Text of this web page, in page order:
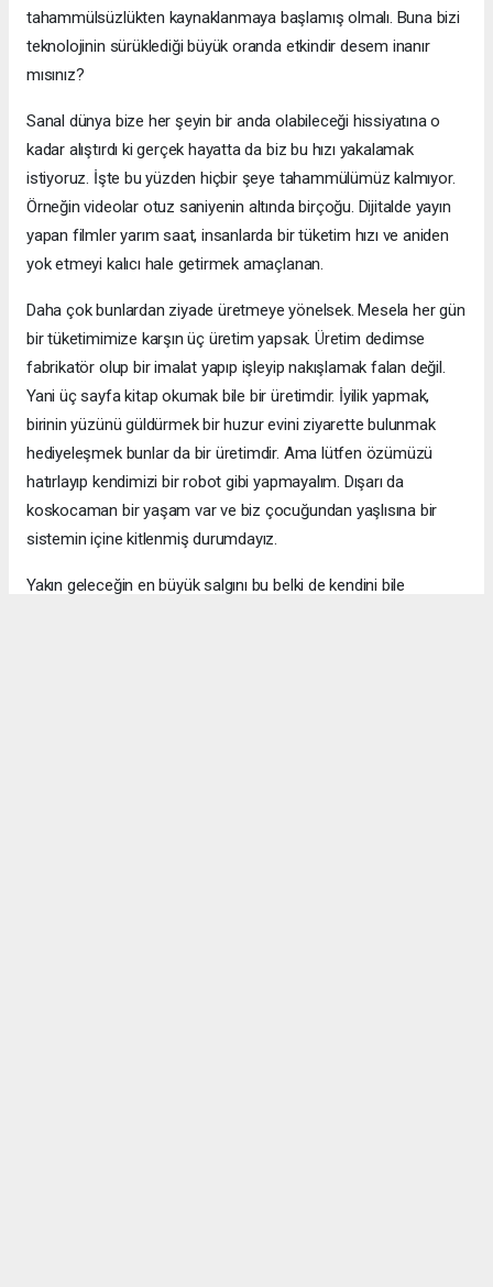
tahammülsüzlükten kaynaklanmaya başlamış olmalı. Buna bizi
teknolojinin sürüklediği büyük oranda etkindir desem inanır
mısınız?
Sanal dünya bize her şeyin bir anda olabileceği hissiyatına o
kadar alıştırdı ki gerçek hayatta da biz bu hızı yakalamak
istiyoruz. İşte bu yüzden hiçbir şeye tahammülümüz kalmıyor.
Örneğin videolar otuz saniyenin altında birçoğu. Dijitalde yayın
yapan filmler yarım saat, insanlarda bir tüketim hızı ve aniden
yok etmeyi kalıcı hale getirmek amaçlanan.
Daha çok bunlardan ziyade üretmeye yönelsek. Mesela her gün
bir tüketimimize karşın üç üretim yapsak. Üretim dedimse
fabrikatör olup bir imalat yapıp işleyip nakışlamak falan değil.
Yani üç sayfa kitap okumak bile bir üretimdir. İyilik yapmak,
birinin yüzünü güldürmek bir huzur evini ziyarette bulunmak
hediyeleşmek bunlar da bir üretimdir. Ama lütfen özümüzü
hatırlayıp kendimizi bir robot gibi yapmayalım. Dışarı da
koskocaman bir yaşam var ve biz çocuğundan yaşlısına bir
sistemin içine kitlenmiş durumdayız.
Yakın geleceğin en büyük salgını bu belki de kendini bile